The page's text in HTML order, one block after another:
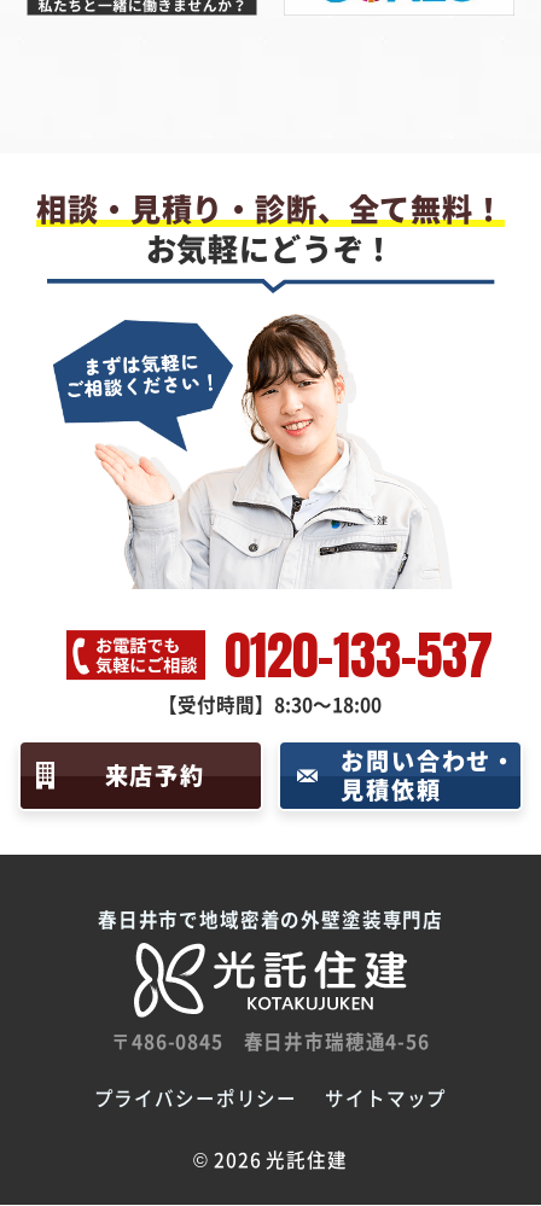
相談・見積り・診断、全て無料！
お気軽にどうぞ！
0120-133-537
【受付時間】8:30～18:00
来店予約
お問い合わせ・
見積依頼
春日井市で地域密着の外壁塗装専門店
〒486-0845 春日井市瑞穂通4-56
プライバシーポリシー サイトマップ
©2026 光託住建